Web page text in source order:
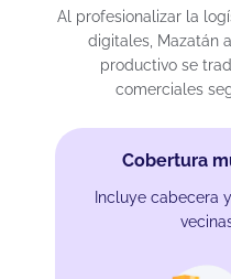
Al profesionalizar la
digitales, Mazatán
productivo se
comerciales
Cobertura
Incluye cabecera